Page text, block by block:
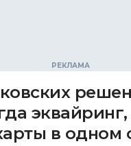
в одном